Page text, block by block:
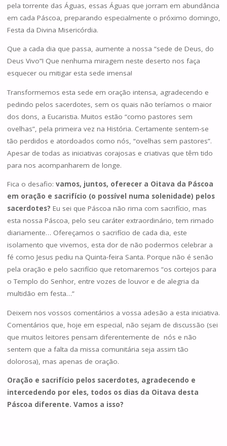
pela torrente das Águas, essas Águas que jorram em abundância
em cada Páscoa, preparando especialmente o próximo domingo,
Festa da Divina Misericórdia.
Que a cada dia que passa, aumente a nossa “sede de Deus, do
Deus Vivo”! Que nenhuma miragem neste deserto nos faça
esquecer ou mitigar esta sede imensa!
Transformemos esta sede em oração intensa, agradecendo e
pedindo pelos sacerdotes, sem os quais não teríamos o maior
dos dons, a Eucaristia. Muitos estão “como pastores sem
ovelhas”, pela primeira vez na História. Certamente sentem-se
tão perdidos e atordoados como nós, “ovelhas sem pastores”.
Apesar de todas as iniciativas corajosas e criativas que têm tido
para nos acompanharem de longe.
Fica o desafio: vamos, juntos, oferecer a Oitava da Páscoa
em oração e sacrifício (o possível numa solenidade) pelos
sacerdotes? Eu sei que Páscoa não rima com sacrifício, mas
esta nossa Páscoa, pelo seu caráter extraordinário, tem rimado
diariamente… Ofereçamos o sacrifício de cada dia, este
isolamento que vivemos, esta dor de não podermos celebrar a
fé como Jesus pediu na Quinta-feira Santa. Porque não é senão
pela oração e pelo sacrifício que retomaremos “os cortejos para
o Templo do Senhor, entre vozes de louvor e de alegria da
multidão em festa…”
Deixem nos vossos comentários a vossa adesão a esta iniciativa.
Comentários que, hoje em especial, não sejam de discussão (sei
que muitos leitores pensam diferentemente de nós e não
sentem que a falta da missa comunitária seja assim tão
dolorosa), mas apenas de oração.
Oração e sacrifício pelos sacerdotes, agradecendo e
intercedendo por eles, todos os dias da Oitava desta
Páscoa diferente. Vamos a isso?